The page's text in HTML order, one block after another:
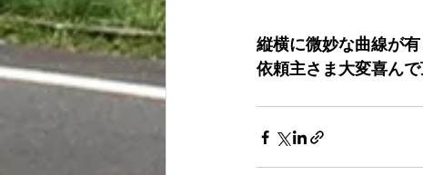
縦横に微妙な曲線が
依頼主さま大変喜ん